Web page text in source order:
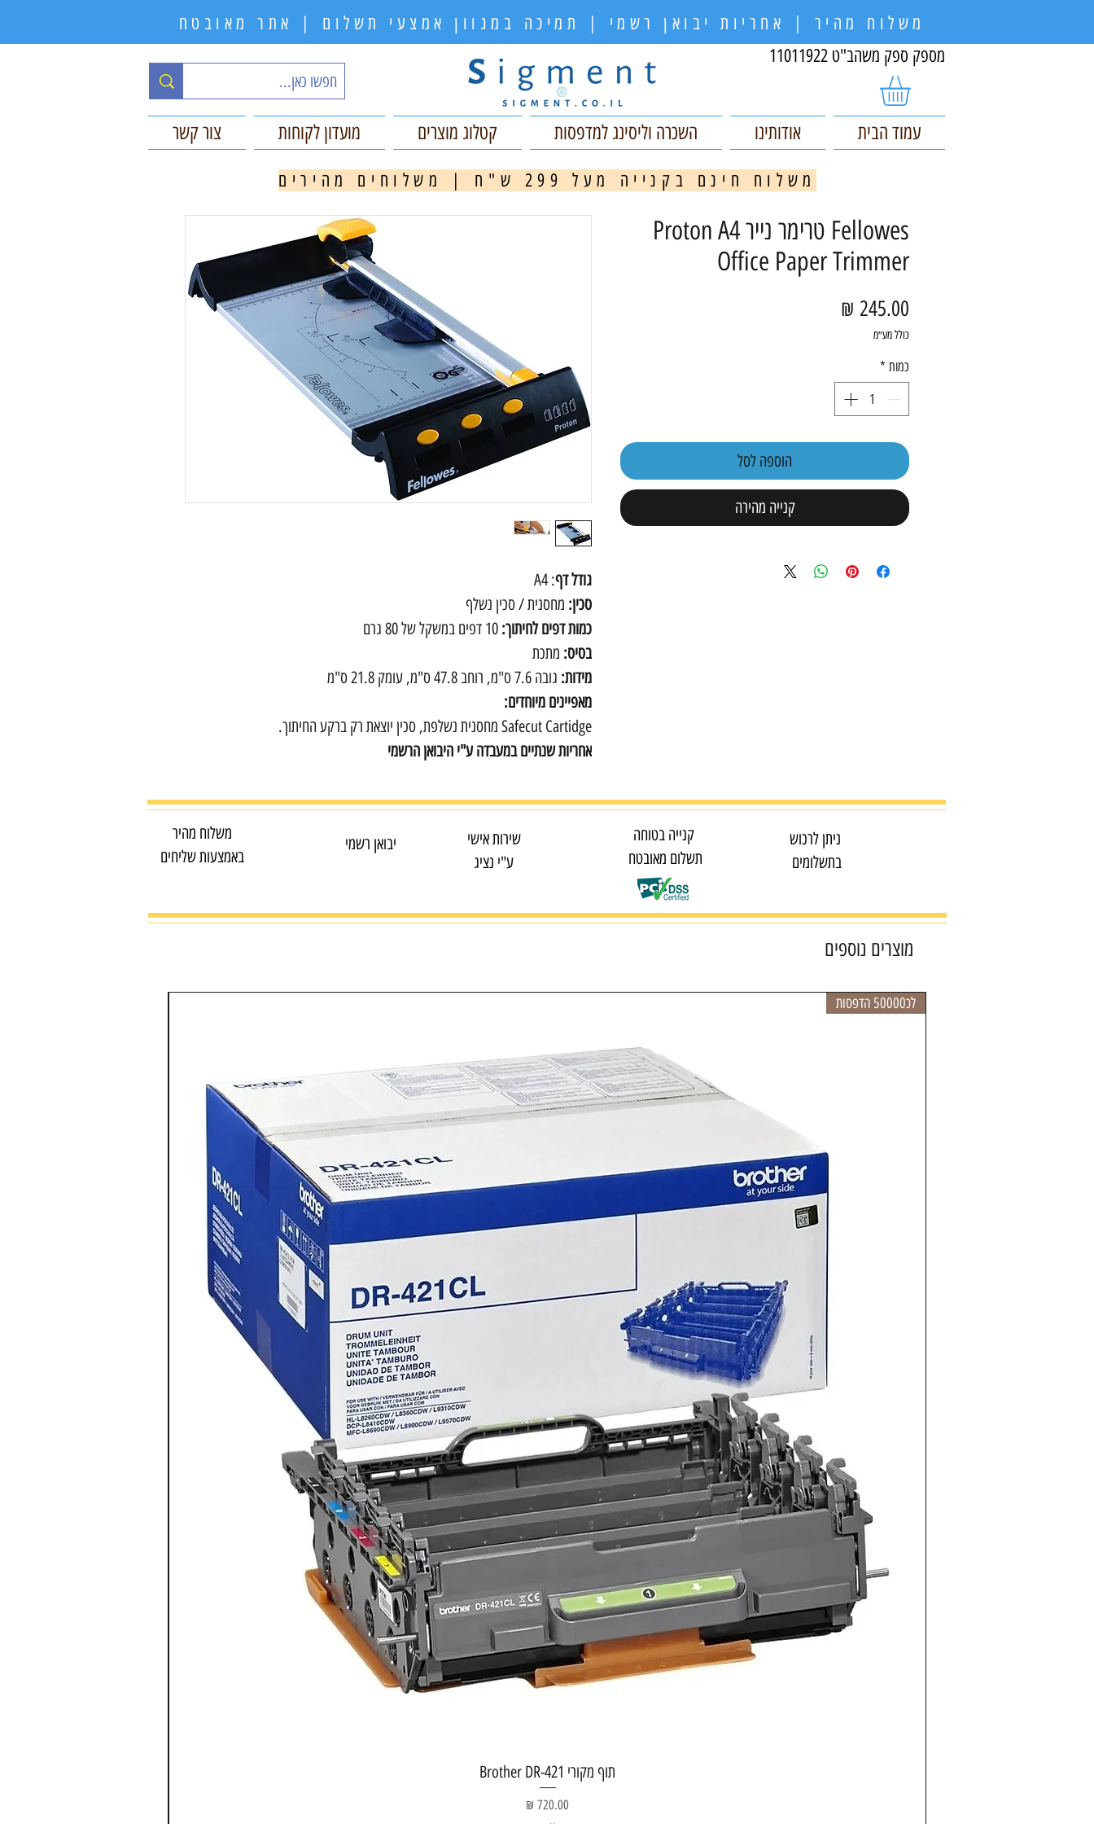
משלוח מהיר | אחריות יבואן רשמי | תמיכה במגוון אמצעי תשלום | אתר מאובטח
מספק ספק משהב"ט 11011922
עמוד הבית אודותינו השכרה וליסינג למדפסות קטלוג מוצרים מועדון לקוחות צור קשר
מ משלוח חינם בקנייה מעל 299 ש"ח | משלוחים מהירים
גודל דף: A4
סכין: מחסנית / סכין נשלף
כמות דפים לחיתוך: 10 דפים במשקל של 80 גרם
בסיס: מתכת
מידות: גובה 7.6 ס"מ, רוחב 47.8 ס"מ, עומק 21.8 ס"מ
מאפיינים מיוחדים:
Safecut Cartidge מחסנית נשלפת, סכין יוצאת רק ברקע החיתוך.
אחריות שנתיים במעבדה ע"י היבואן הרשמי
Fellowes טרימר נייר Proton A4
Office Paper Trimmer
כולל מע״מ
כמות *
הוספה לסל
קנייה מהירה
ניתן לרכוש
בתשלומים
קנייה בטוחה
תשלום מאובטח
שירות אישי
ע"י נציג
יבואן רשמי
משלוח מהיר
באמצעות שליחים
מוצרים נוספים
תצוגה מהירה
לכ50000 הדפסות
תוף מקורי Brother DR-421
מחיר